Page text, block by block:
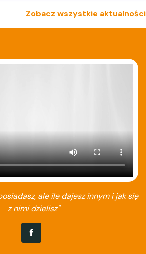
Zobacz wszystkie aktualności
ale ile dajesz innym i jak się
z nimi dzielisz"